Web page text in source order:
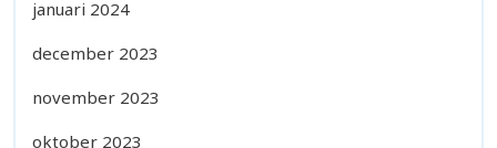
januari 2024
december 2023
november 2023
oktober 2023